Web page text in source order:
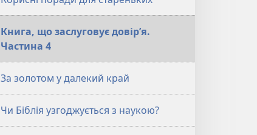
Книга, що заслуговує довір’я.
Частина 4
За золотом у далекий край
Чи Біблія узгоджується з наукою?